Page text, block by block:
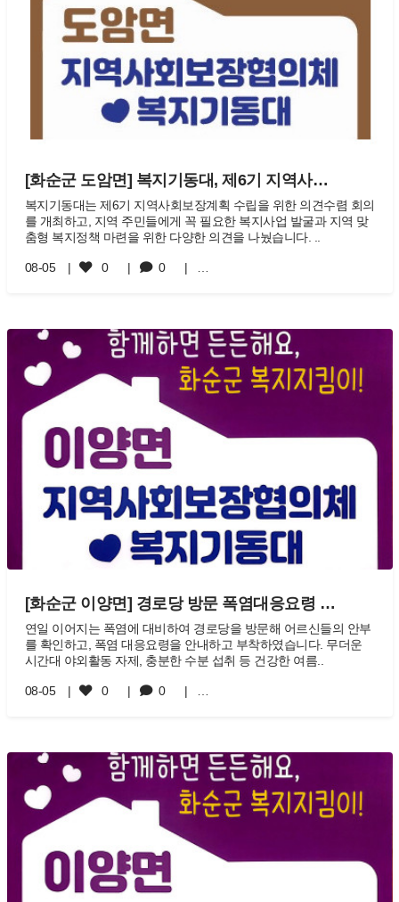
[화순군 도암면] 복지기동대, 제6기 지역사…
복지기동대는 제6기 지역사회보장계획 수립을 위한 의견수렴 회의
를 개최하고, 지역 주민들에게 꼭 필요한 복지사업 발굴과 지역 맞
춤형 복지정책 마련을 위한 다양한 의견을 나눴습니다. ..
08-05 0 0
[화순군 이양면] 경로당 방문 폭염대응요령 …
연일 이어지는 폭염에 대비하여 경로당을 방문해 어르신들의 안부
를 확인하고, 폭염 대응요령을 안내하고 부착하였습니다. 무더운
시간대 야외활동 자제, 충분한 수분 섭취 등 건강한 여름..
08-05 0 0 …